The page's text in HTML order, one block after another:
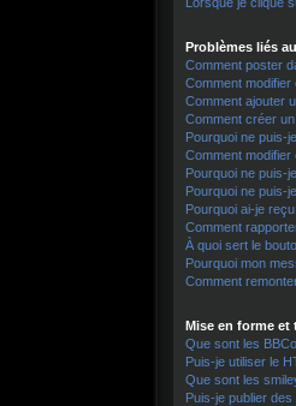
Problèmes liés
Comment poster
Comment
Comment ajouter
Comment créer
Pourquoi ne puis-
Comment
Pourquoi ne puis-
Pourquoi ne puis-
Pourquoi ai-je
Comment
À quoi sert le
Pourquoi mon
Comment
Mise en forme et
Que sont les
Puis-je utiliser le
Que sont les
Puis-je publier des